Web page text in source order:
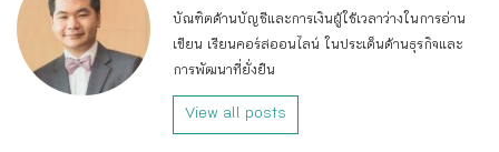
บัณฑิตด้านบัญชีและการเงินผู้ใช้เวลาว่างในการอ่าน
เขียน เรียนคอร์สออนไลน์ ในประเด็นด้านธุรกิจและ
การพัฒนาที่ยั่งยืน
View all posts